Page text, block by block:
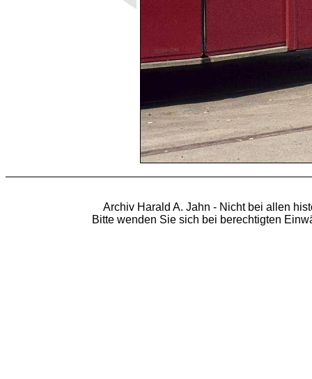
Archiv Harald A. Jahn - Nicht bei allen
Bitte wenden Sie sich bei berechtigten